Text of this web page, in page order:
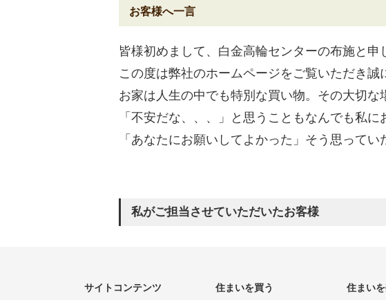
皆様初めまして、白金高輪センターの布施と申
この度は弊社のホームページをご覧いただき誠
お家は人生の中でも特別な買い物。その大切な
「不安だな、、、」と思うこともなんでも私に
「あなたにお願いしてよかった」そう思って
私がご担当させていただいたお客様
サイトコンテンツ 住まいを買う 住まい